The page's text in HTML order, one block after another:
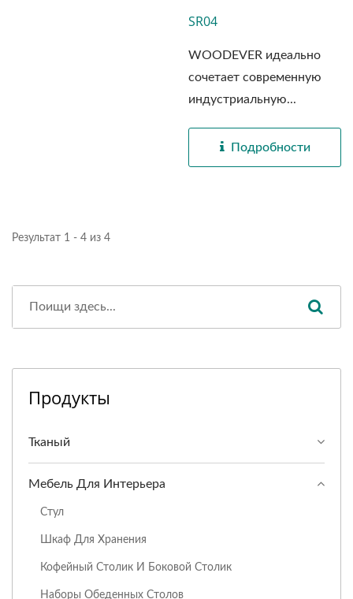
SR04
WOODEVER идеально
сочетает современную
индустриальную...
Подробности
Результат 1 - 4 из 4
Продукты
Тканый
Мебель Для Интерьера
Стул
Шкаф Для Хранения
Кофейный Столик И Боковой Столик
Наборы Обеденных Столов